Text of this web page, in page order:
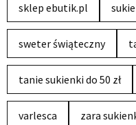
sklep ebutik.pl
sweter świąteczny
tanie sukienki do 50 zł
varlesca zara